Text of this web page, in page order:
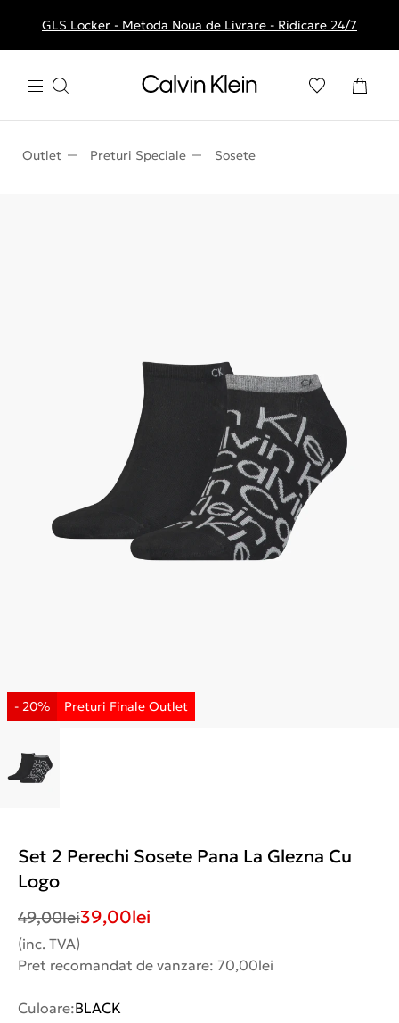
Livrare gratuita la comenzile de peste 250 RON
GLS Locker - Metoda Noua de Livrare - Ridicare 24/7
Outlet Preturi Speciale Sosete
Set 2 Perechi Sosete Pana La Glezna Cu
Logo
49,00lei39,00lei
(inc. TVA)
Pret recomandat de vanzare: 70,00lei
Culoare:BLACK